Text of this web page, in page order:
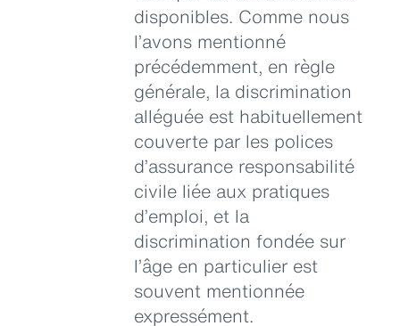
disponibles. Comme nous
l’avons mentionné
précédemment, en règle
générale, la discrimination
alléguée est habituellement
couverte par les polices
d’assurance responsabilité
civile liée aux pratiques
d’emploi, et la
discrimination fondée sur
l’âge en particulier est
souvent mentionnée
expressément.